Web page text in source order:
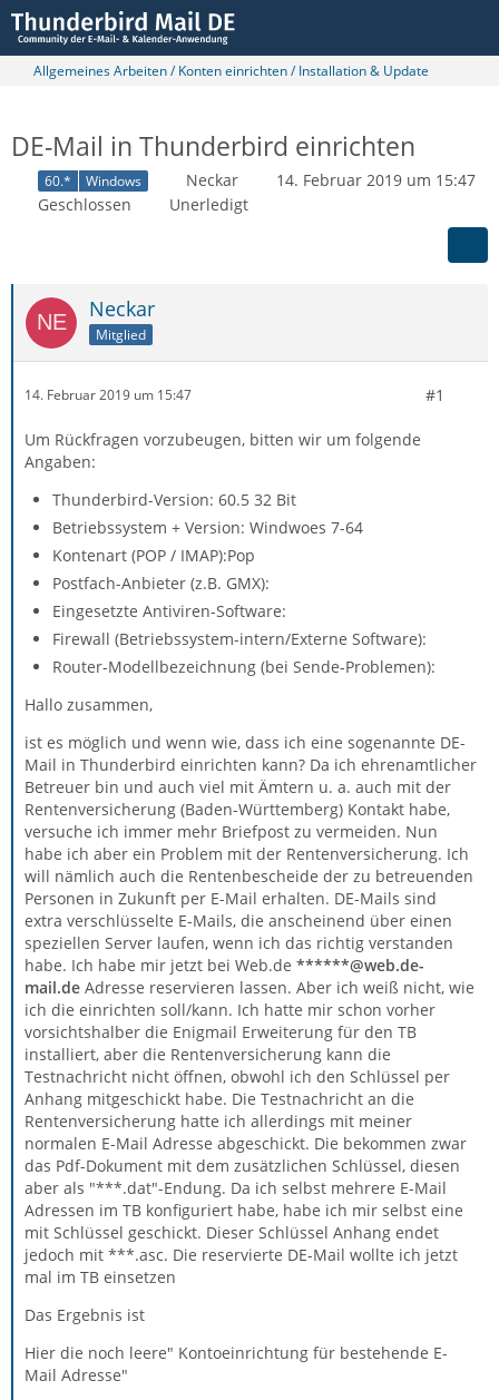
Allgemeines Arbeiten / Konten einrichten / Installation & Update
DE-Mail in Thunderbird einrichten
60.* Windows Neckar
14. Februar 2019 um 15:47
Geschlossen
Unerledigt
Neckar
Mitglied
14. Februar 2019 um 15:47 #1
Um Rückfragen vorzubeugen, bitten wir um folgende
Angaben:
Thunderbird-Version: 60.5 32 Bit
Betriebssystem + Version: Windwoes 7-64
Kontenart (POP / IMAP):Pop
Postfach-Anbieter (z.B. GMX):
Eingesetzte Antiviren-Software:
Firewall (Betriebssystem-intern/Externe Software):
Router-Modellbezeichnung (bei Sende-Problemen):
Hallo zusammen,
ist es möglich und wenn wie, dass ich eine sogenannte DE-
Mail in Thunderbird einrichten kann? Da ich ehrenamtlicher
Betreuer bin und auch viel mit Ämtern u. a. auch mit der
Rentenversicherung (Baden-Württemberg) Kontakt habe,
versuche ich immer mehr Briefpost zu vermeiden. Nun
habe ich aber ein Problem mit der Rentenversicherung. Ich
will nämlich auch die Rentenbescheide der zu betreuenden
Personen in Zukunft per E-Mail erhalten. DE-Mails sind
extra verschlüsselte E-Mails, die anscheinend über einen
speziellen Server laufen, wenn ich das richtig verstanden
habe. Ich habe mir jetzt bei Web.de ******@web.de-
mail.de Adresse reservieren lassen. Aber ich weiß nicht, wie
ich die einrichten soll/kann. Ich hatte mir schon vorher
vorsichtshalber die Enigmail Erweiterung für den TB
installiert, aber die Rentenversicherung kann die
Testnachricht nicht öffnen, obwohl ich den Schlüssel per
Anhang mitgeschickt habe. Die Testnachricht an die
Rentenversicherung hatte ich allerdings mit meiner
normalen E-Mail Adresse abgeschickt. Die bekommen zwar
das Pdf-Dokument mit dem zusätzlichen Schlüssel, diesen
aber als "***.dat"-Endung. Da ich selbst mehrere E-Mail
Adressen im TB konfiguriert habe, habe ich mir selbst eine
mit Schlüssel geschickt. Dieser Schlüssel Anhang endet
jedoch mit ***.asc. Die reservierte DE-Mail wollte ich jetzt
mal im TB einsetzen
Das Ergebnis ist
Hier die noch leere" Kontoeinrichtung für bestehende E-
Mail Adresse"